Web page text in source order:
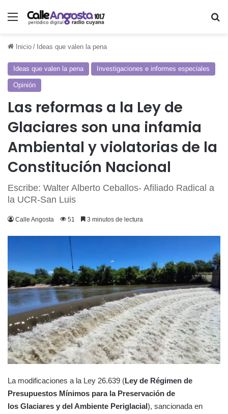
Menú
Inicio / Ideas que valen la pena
Ideas que valen la pena Investigaciones e informes especiales
Opinión
Las reformas a la Ley de
Glaciares son una infamia
Ambiental y violatorias de la
Constitución Nacional
Escribe: Walter Alberto Ceballos- Afiliado Radical a
la UCR-San Luis
Calle Angosta 51 3 minutos de lectura
La modificaciones a la Ley 26.639 (Ley de Régimen de
Presupuestos Mínimos para la Preservación de
los Glaciares y del Ambiente Periglacial), sancionada en